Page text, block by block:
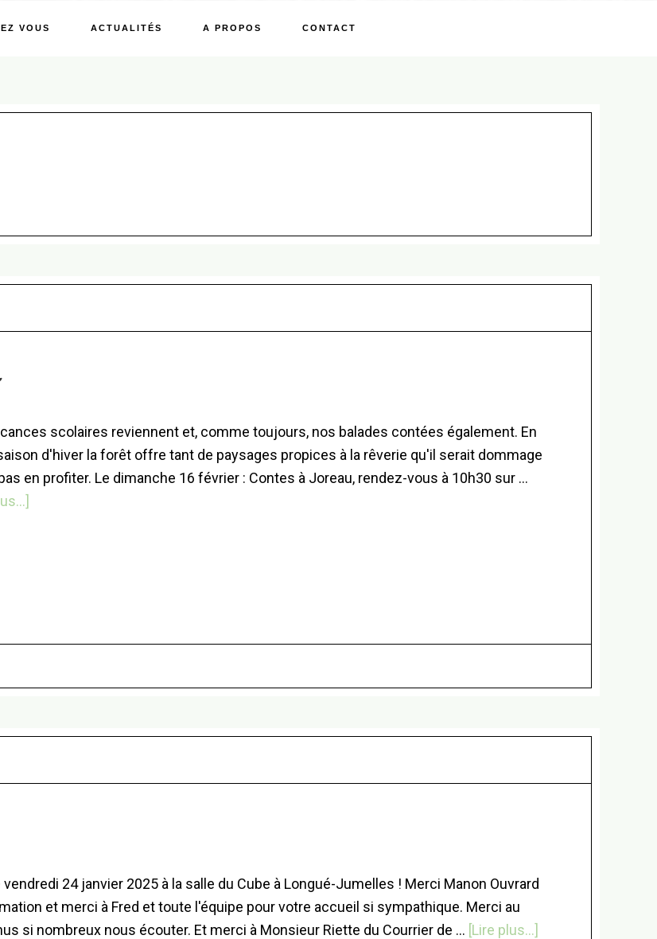
VOUS ACTUALITÉS A PROPOS CONTACT
scolaires reviennent et, comme toujours, nos balades contées également. En
d'hiver la forêt offre tant de paysages propices à la rêverie qu'il serait dommage
en profiter. Le dimanche 16 février : Contes à Joreau, rendez-vous à 10h30 sur …
24 janvier 2025 à la salle du Cube à Longué-Jumelles ! Merci Manon Ouvrard
et merci à Fred et toute l'équipe pour votre accueil si sympathique. Merci au
si nombreux nous écouter. Et merci à Monsieur Riette du Courrier de … [Lire plus...]